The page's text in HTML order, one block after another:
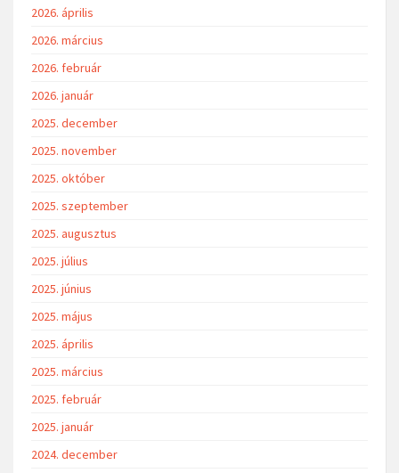
2026. április
2026. március
2026. február
2026. január
2025. december
2025. november
2025. október
2025. szeptember
2025. augusztus
2025. július
2025. június
2025. május
2025. április
2025. március
2025. február
2025. január
2024. december